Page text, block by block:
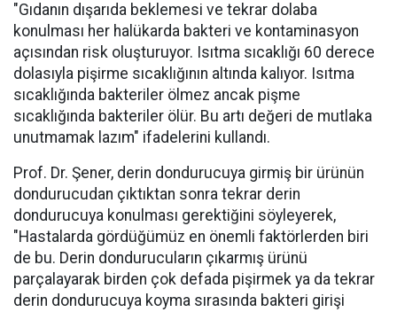
"Gıdanın dışarıda beklemesi ve tekrar dolaba
konulması her halükarda bakteri ve kontaminasyon
açısından risk oluşturuyor. Isıtma sıcaklığı 60 derece
dolasıyla pişirme sıcaklığının altında kalıyor. Isıtma
sıcaklığında bakteriler ölmez ancak pişme
sıcaklığında bakteriler ölür. Bu artı değeri de mutlaka
unutmamak lazım" ifadelerini kullandı.
Prof. Dr. Şener, derin dondurucuya girmiş bir ürünün
dondurucudan çıktıktan sonra tekrar derin
dondurucuya konulması gerektiğini söyleyerek,
"Hastalarda gördüğümüz en önemli faktörlerden biri
de bu. Derin dondurucuların çıkarmış ürünü
parçalayarak birden çok defada pişirmek ya da tekrar
derin dondurucuya koyma sırasında bakteri girişi